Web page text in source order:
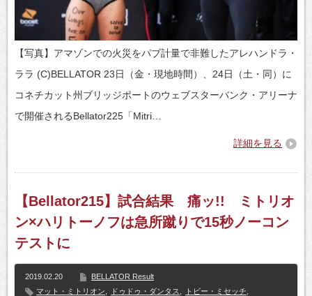
【写真】アマゾンでの火災をパブ計量で非難したアレハンドラ・
ララ (C)BELLATOR 23日（金・現地時間）、24日（土・同）に
コネチカット州ブリッジポートのウェブスターバンク・アリーナ
で開催されるBellator225「Mitri…
詳細を見る
【Bellator215】試合結果 痛ッ!! ミトリオ
ン×ハリトーノフは急所蹴りで15秒ノーコン
テストに
2019.02.20
BELLATOR Result
マット・ミトリオン
ドゥドゥ・ダンタス トビー・ミセッチ